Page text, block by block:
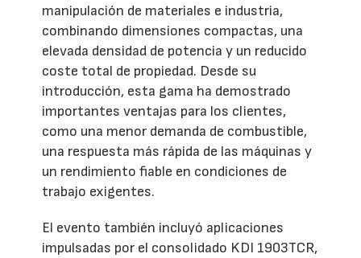
manipulación de materiales e industria,
combinando dimensiones compactas, una
elevada densidad de potencia y un reducido
coste total de propiedad. Desde su
introducción, esta gama ha demostrado
importantes ventajas para los clientes,
como una menor demanda de combustible,
una respuesta más rápida de las máquinas y
un rendimiento fiable en condiciones de
trabajo exigentes.
El evento también incluyó aplicaciones
impulsadas por el consolidado KDI 1903TCR,